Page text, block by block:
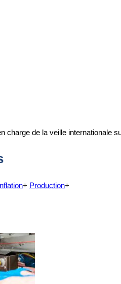
charge de la veille internationale
+ Production+